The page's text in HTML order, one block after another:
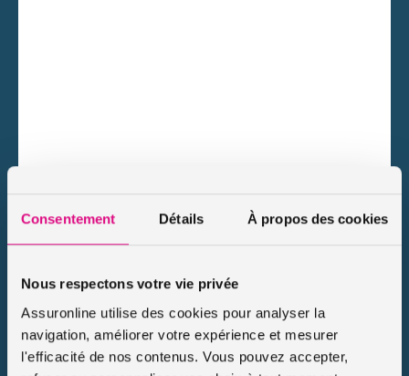
Consentement Détails À propos des cookies
Nous respectons votre vie privée
Assuronline utilise des cookies pour analyser la
navigation, améliorer votre expérience et mesurer
l'efficacité de nos contenus. Vous pouvez accepter,
Prix d’une assurance moto tiers vol